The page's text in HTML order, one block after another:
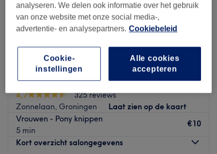
Catchy Hair
4,7
325 reviews
Zonnelaan, Groningen
Laat zien op de kaart
Vrouwen - Pony knippen
5 min
€10
Kort overzicht salongegevens
analyseren. We delen ook informatie over het gebruik
van onze website met onze social media-,
advertentie- en analysepartners. Cookiebeleid
Alle cookies
accepteren
Cookie-
instellingen